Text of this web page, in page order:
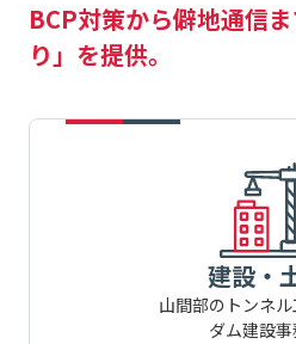
BCP対策から僻地通信
り」を提供。
建設・
山間部のトンネル
ダム建設